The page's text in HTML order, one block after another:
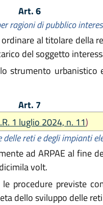
Art. 6
ragioni di pubblico
al titolare della
del soggetto
strumento
Art. 7
1 luglio 2024, n. 11)
delle reti e degli impianti
ad ARPAE al fine
volt.
procedure previste
dello sviluppo delle